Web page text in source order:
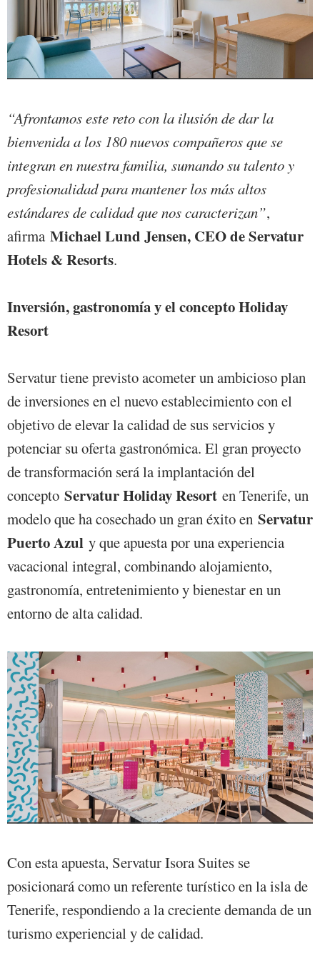
“Afrontamos este reto con la ilusión de dar la
bienvenida a los 180 nuevos compañeros que se
integran en nuestra familia, sumando su talento y
profesionalidad para mantener los más altos
estándares de calidad que nos caracterizan”,
afirma Michael Lund Jensen, CEO de Servatur
Hotels & Resorts.
Inversión, gastronomía y el concepto Holiday
Resort
Servatur tiene previsto acometer un ambicioso plan
de inversiones en el nuevo establecimiento con el
objetivo de elevar la calidad de sus servicios y
potenciar su oferta gastronómica. El gran proyecto
de transformación será la implantación del
concepto Servatur Holiday Resort en Tenerife, un
modelo que ha cosechado un gran éxito en Servatur
Puerto Azul y que apuesta por una experiencia
vacacional integral, combinando alojamiento,
gastronomía, entretenimiento y bienestar en un
entorno de alta calidad.
Con esta apuesta, Servatur Isora Suites se
posicionará como un referente turístico en la isla de
Tenerife, respondiendo a la creciente demanda de un
turismo experiencial y de calidad.